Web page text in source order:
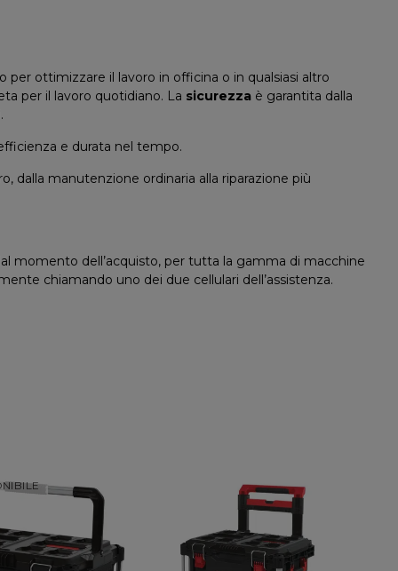
ottimizzare il lavoro in officina o in qualsiasi altro
per il lavoro quotidiano. La sicurezza è garantita dalla
e durata nel tempo.
dalla manutenzione ordinaria alla riparazione più
momento dell’acquisto, per tutta la gamma di macchine
chiamando uno dei due cellulari dell’assistenza.